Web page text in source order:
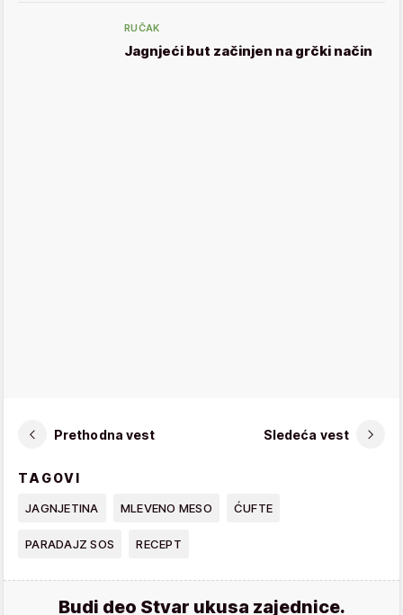
RUČAK
Jagnjeći but začinjen na grčki način
Prethodna vest Sledeća vest
TAGOVI
JAGNJETINA MLEVENO MESO ĆUFTE
PARADAJZ SOS RECEPT
Budi deo Stvar ukusa zajednice.